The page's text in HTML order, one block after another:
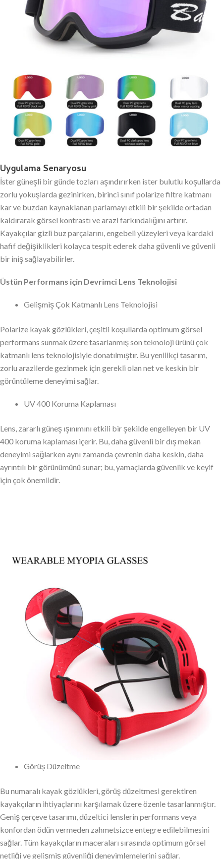
Uygulama Senaryosu
İster güneşli bir günde tozları aşındırırken ister bulutlu koşullarda
zorlu yokuşlarda gezinirken, birinci sınıf polarize filtre katmanı
kar ve buzdan kaynaklanan parlamayı etkili bir şekilde ortadan
kaldırarak görsel kontrastı ve arazi farkındalığını artırır.
Kayakçılar gizli buz parçalarını, engebeli yüzeyleri veya kardaki
hafif değişiklikleri kolayca tespit ederek daha güvenli ve güvenli
bir iniş sağlayabilirler.
Üstün Performans için Devrimci Lens Teknolojisi
Gelişmiş Çok Katmanlı Lens Teknolojisi
Polarize kayak gözlükleri, çeşitli koşullarda optimum görsel
performans sunmak üzere tasarlanmış son teknoloji ürünü çok
katmanlı lens teknolojisiyle donatılmıştır. Bu yenilikçi tasarım,
zorlu arazilerde gezinmek için gerekli olan net ve keskin bir
görüntüleme deneyimi sağlar.
UV 400 Koruma Kaplaması
Lens, zararlı güneş ışınımını etkili bir şekilde engelleyen bir UV
400 koruma kaplaması içerir. Bu, daha güvenli bir dış mekan
deneyimi sağlarken aynı zamanda çevrenin daha keskin, daha
ayrıntılı bir görünümünü sunar; bu, yamaçlarda güvenlik ve keyif
için çok önemlidir.
Görüş Düzeltme
Bu numaralı kayak gözlükleri, görüş düzeltmesi gerektiren
kayakçıların ihtiyaçlarını karşılamak üzere özenle tasarlanmıştır.
Geniş çerçeve tasarımı, düzeltici lenslerin performans veya
konfordan ödün vermeden zahmetsizce entegre edilebilmesini
sağlar. Tüm kayakçıların maceraları sırasında optimum görsel
netliği ve gelişmiş güvenliği deneyimlemelerini sağlar.